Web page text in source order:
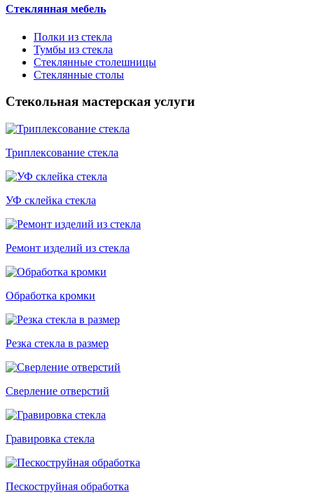
Стеклянная мебель
Полки из стекла
Тумбы из стекла
Стеклянные столешницы
Стеклянные столы
Стекольная мастерская услуги
Триплексование стекла
УФ склейка стекла
Ремонт изделий из стекла
Обработка кромки
Резка стекла в размер
Сверление отверстий
Гравировка стекла
Пескоструйная обработка